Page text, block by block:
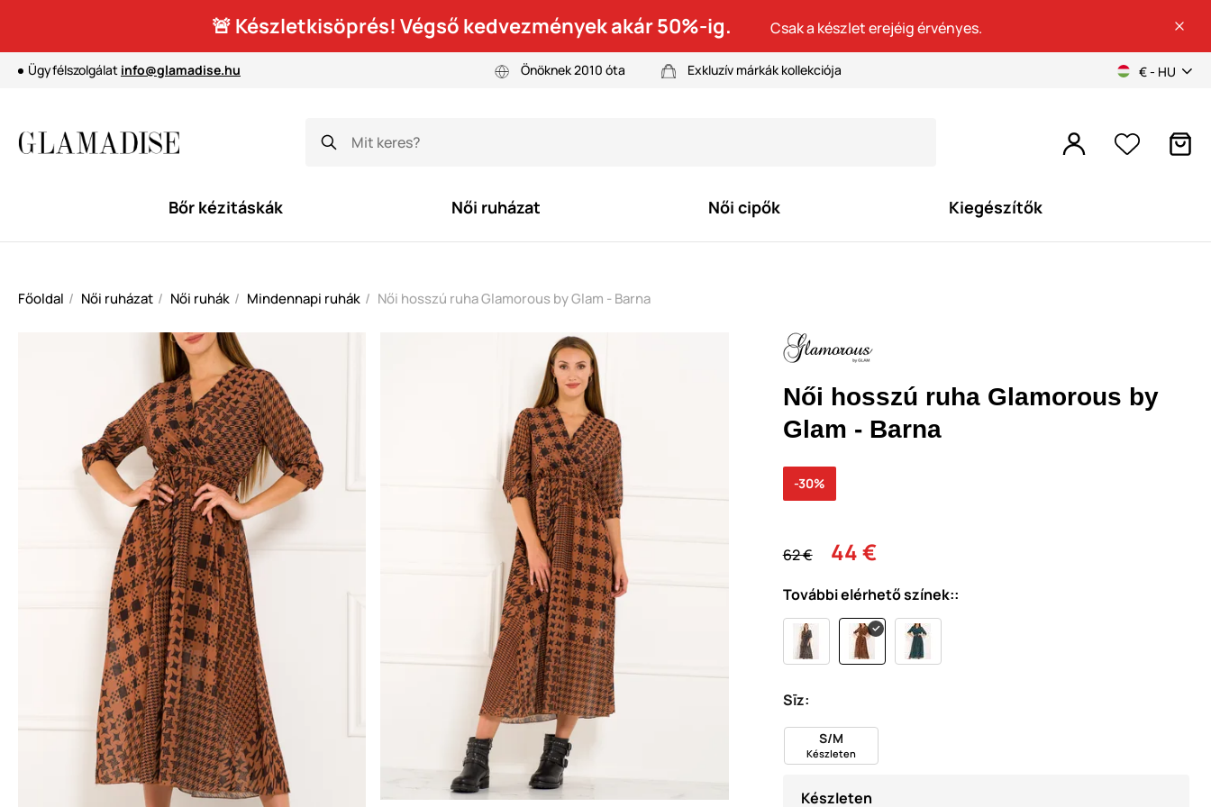
🚨 Készletkisöprés! Végső kedvezmények akár 50%-ig. Csak a készlet erejéig érvényes.
Ügyfélszolgálat info@glamadise.hu Önöknek 2010 óta Exkluzív márkák kollekciója € - HU
Bőr kézitáskák Női ruházat Női cipők Kiegészítők
Főoldal Női ruházat Női ruhák Mindennapi ruhák Női hosszú ruha Glamorous by Glam - Barna
Női hosszú ruha Glamorous by
Glam - Barna
62 € 44 €
-30%
További elérhető színek::
Sīz:
S/M
Készleten
Készleten